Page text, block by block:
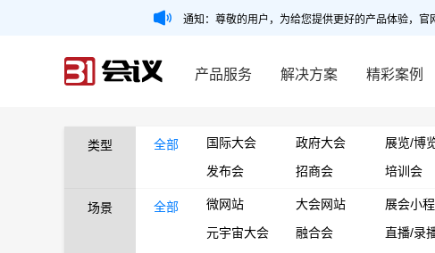
通知：尊敬的用户，为给您提供更好的产品体验，
产品服务 解决方案 精彩案例
类型 全部 国际大会 政府大会 展览/博
发布会
招商会 培训会
场景 全部 微网站 大会网站 展会小
元宇宙大会
融合会 直播/录